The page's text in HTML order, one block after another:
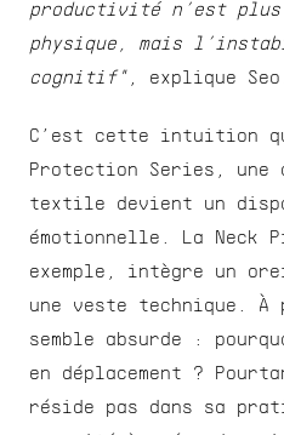
productivité n’est plus
physique, mais
cognitif" , explique
C’est cette intuition
Protection Series,
textile devient un
émotionnelle. La Neck
exemple, intègre un
une veste technique.
semble absurde :
en déplacement ?
réside pas dans sa